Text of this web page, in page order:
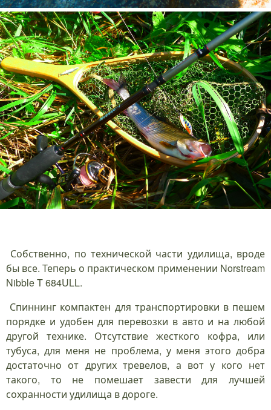
Собственно, по технической части удилища, вроде
бы все. Теперь о практическом применении Norstream
Nibble T 684ULL.
Спиннинг компактен для транспортировки в пешем
порядке и удобен для перевозки в авто и на любой
другой технике. Отсутствие жесткого кофра, или
тубуса, для меня не проблема, у меня этого добра
достаточно от других тревелов, а вот у кого нет
такого, то не помешает завести для лучшей
сохранности удилища в дороге.